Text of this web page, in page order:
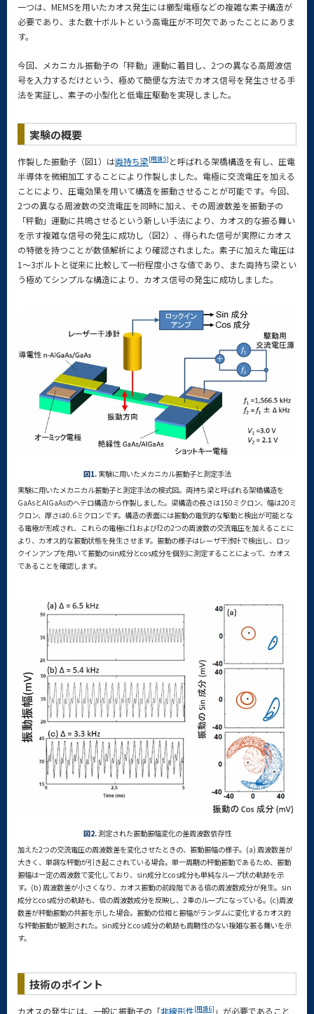
一つは、MEMSを用いたカオス発生には櫛型電極などの複雑な素子構造が
必要であり、また数十ボルトという高電圧が不可欠であったことにありま
す。
今回、メカニカル振動子の「秤動」運動に着目し、2つの異なる高周波信
号を入力するだけという、極めて簡便な方法でカオス信号を発生させる手
法を実証し、素子の小型化と低電圧駆動を実現しました。
実験の概要
作製した振動子（図1）は両持ち梁[用語5] と呼ばれる架橋構造を有し、圧電
半導体を微細加工することにより作製しました。電極に交流電圧を加える
ことにより、圧電効果を用いて構造を振動させることが可能です。今回、
2つの異なる周波数の交流電圧を同時に加え、その周波数差を振動子の
「秤動」運動に共鳴させるという新しい手法により、カオス的な振る舞い
を示す複雑な信号の発生に成功し（図2）、得られた信号が実際にカオス
の特徴を持つことが数値解析により確認されました。素子に加えた電圧は
1～3ボルトと従来に比較して一桁程度小さな値であり、また両持ち梁とい
う極めてシンプルな構造により、カオス信号の発生に成功しました。
図1. 実験に用いたメカニカル振動子と測定手法
実験に用いたメカニカル振動子と測定手法の模式図。両持ち梁と呼ばれる架橋構造を
GaAsとAlGaAsのヘテロ構造から作製しました。梁構造の長さは150ミクロン、幅は20ミ
クロン、厚さは0.6ミクロンです。構造の表面には振動の電気的な駆動と検出が可能とな
る電極が形成され、これらの電極にf1およびf2の2つの周波数の交流電圧を加えることに
より、カオス的な振動状態を発生させます。振動の様子はレーザ干渉計で検出し、ロッ
クインアンプを用いて振動のsin成分とcos成分を個別に測定することによって、カオス
であることを確認します。
図2.測定された振動振幅変化の差周波数依存性
加えた2つの交流電圧の周波数差を変化させたときの、振動振幅の様子。(a) 周波数差が
大きく、単調な秤動が引き起こされている場合。単一周期の秤動振動であるため、振動
振幅は一定の周波数で変化しており、sin成分とcos成分も単純なループ状の軌跡を示
す。(b) 周波数差が小さくなり、カオス振動の前段階である倍の周波数成分が発生。sin
成分とcos成分の軌跡も、倍の周波数成分を反映し、2重のループになっている。(c)周波
数差が秤動振動の共振を示した場合。振動の位相と振幅がランダムに変化するカオス的
な秤動振動が観測された。sin成分とcos成分の軌跡も周期性のない複雑な振る舞いを示
す。
技術のポイント
カオスの発生には、一般に振動子の「非線形性[用語6] 」が必要であること